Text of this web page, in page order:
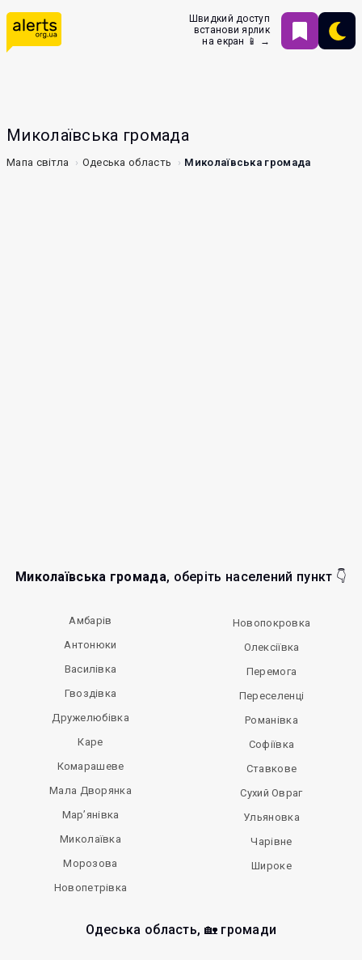
Швидкий доступ
встанови ярлик
на екран 📱 →
Миколаївська громада
Мапа світла Одеська область Миколаївська громада
Миколаївська громада, оберіть населений пункт 👇
Амбарів
Антонюки
Василівка
Гвоздівка
Дружелюбівка
Каре
Комарашеве
Мала Дворянка
Мар’янівка
Миколаївка
Морозова
Новопетрівка
Новопокровка
Олексіївка
Перемога
Переселенці
Романівка
Софіївка
Ставкове
Сухий Овраг
Ульяновка
Чарівне
Широке
Одеська область, 🏡 громади